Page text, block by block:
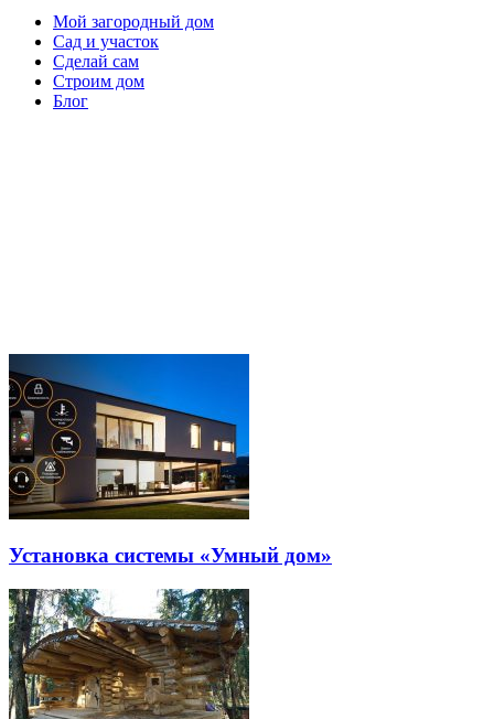
Мой загородный дом
Сад и участок
Сделай сам
Строим дом
Блог
Установка системы «Умный дом»